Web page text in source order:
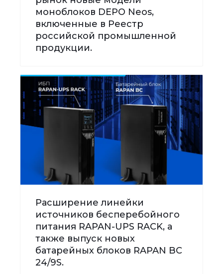
моноблоков DEPO Neos,
включенные в Реестр
российской промышленной
продукции.
Расширение линейки
источников бесперебойного
питания RAPAN-UPS RACK, а
также выпуск новых
батарейных блоков RAPAN BC
24/9S.